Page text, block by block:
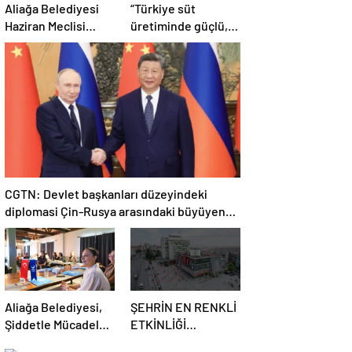
Aliağa Belediyesi
Haziran Meclisi
Toplanıyor
“Türkiye süt
üretiminde güçlü,
ama tüketimde
bilinç şart”
CGTN: Devlet başkanları düzeyindeki
diplomasi Çin-Rusya arasındaki büyüyen
ortaklığı güçlendiriyor
Aliağa Belediyesi,
Şiddetle Mücadele
ŞEHRİN EN RENKLİ
ETKİNLİĞİ